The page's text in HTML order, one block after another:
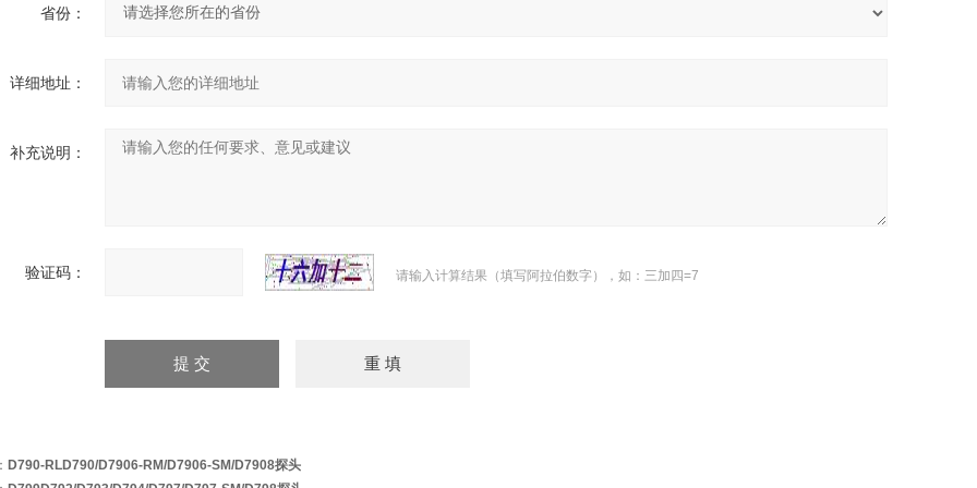
省份：
详细地址：
补充说明：
验证码： 请输入计算结果（填写阿拉伯数字），如：三加四=7
D790-RLD790/D7906-RM/D7906-SM/D7908探头